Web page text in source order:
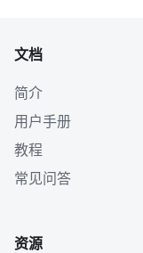
文档
简介
用户手册
教程
常见问答
资源